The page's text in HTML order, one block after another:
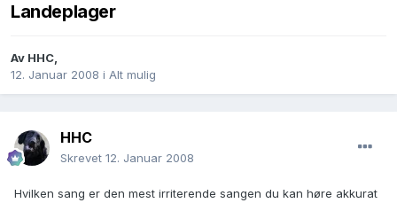
Landeplager
Av HHC,
12. Januar 2008 i Alt mulig
HHC
Skrevet 12. Januar 2008
Hvilken sang er den mest irriterende sangen du kan høre akkurat